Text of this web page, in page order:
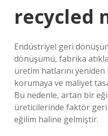
recycled
Endüstriyel geri
dönüşümü, fabrika
üretim hatlarını
korumaya ve maliyet
Bu nedenle, artan bir
üreticilerinde faktör
eğilim haline gelmiştir.